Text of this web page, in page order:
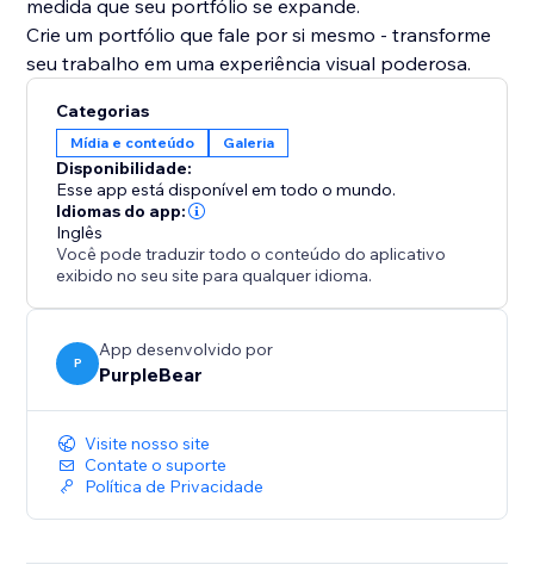
medida que seu portfólio se expande.
Crie um portfólio que fale por si mesmo - transforme
seu trabalho em uma experiência visual poderosa.
Categorias
Mídia e conteúdo Galeria
Disponibilidade:
Esse app está disponível em todo o mundo.
Idiomas do app:
Inglês
Você pode traduzir todo o conteúdo do aplicativo
exibido no seu site para qualquer idioma.
P
App desenvolvido por
PurpleBear
Visite nosso site
Contate o suporte
Política de Privacidade